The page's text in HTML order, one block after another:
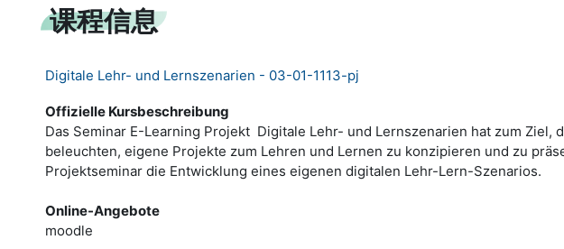
课程信息
Digitale Lehr- und Lernszenarien - 03-01-1113-pj
Offizielle Kursbeschreibung
Das Seminar E-Learning Projekt  Digitale Lehr- und Lernszenarien hat zum
beleuchten, eigene Projekte zum Lehren und Lernen zu konzipieren und zu
Projektseminar die Entwicklung eines eigenen digitalen Lehr-Lern-Szenarios.
Online-Angebote
moodle